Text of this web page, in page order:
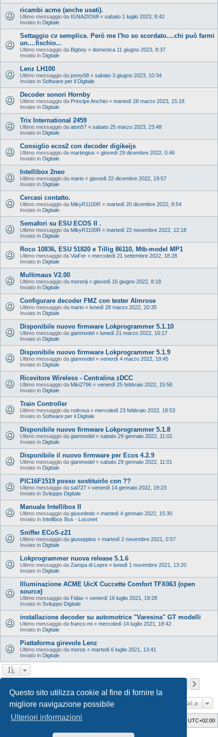
Questo sito utilizza cookie al fine di fornire la
migliore navigazione possibile
Ulteriori informazioni
ricambi acme (anche usati).
Ultimo messaggio da IGNAZIO68 « sabato 1 luglio 2023, 8:42
Inviato in Digitale
Settaggio cv semplice. Però me l'ho so scordato....chi può farmi
un....fischio...
Ultimo messaggio da Bigboy « domenica 11 giugno 2023, 8:37
Inviato in Digitale
Lenz LH100
Ultimo messaggio da jonny58 « sabato 3 giugno 2023, 10:34
Inviato in Software per il Digitale
Decoder sonori Hornby
Ultimo messaggio da Principe Anchisi « martedì 28 marzo 2023, 15:18
Inviato in Digitale
Trix International 2459
Ultimo messaggio da aton57 « sabato 25 marzo 2023, 23:48
Inviato in Digitale
Consiglio ecos2 con decoder digikeijs
Ultimo messaggio da martingius « giovedì 29 dicembre 2022, 0:46
Inviato in Digitale
Intellibox 2neo
Ultimo messaggio da mario « giovedì 22 dicembre 2022, 19:57
Inviato in Digitale
Cercasi contatto.
Ultimo messaggio da MikyR1100R « martedì 20 dicembre 2022, 8:54
Inviato in Digitale
Semafori su ESU ECOS II .
Ultimo messaggio da MikyR1100R « martedì 22 novembre 2022, 12:18
Inviato in Digitale
Roco 10836, ESU 51820 e Tillig 86110, Mtb-model MP1
Ultimo messaggio da ViaFer « mercoledì 21 settembre 2022, 18:28
Inviato in Digitale
Multimaus V2.00
Ultimo messaggio da morenji « giovedì 16 giugno 2022, 8:18
Inviato in Digitale
Configurare decoder FMZ con tester Almrose
Ultimo messaggio da mario « lunedì 28 marzo 2022, 20:35
Inviato in Digitale
Disponibile nuovo firmware Lokprogrammer 5.1.10
Ultimo messaggio da gianmodel « lunedì 21 marzo 2022, 10:17
Inviato in Digitale
Disponibile nuovo firmware Lokprogrammer 5.1.9
Ultimo messaggio da gianmodel « venerdì 4 marzo 2022, 19:45
Inviato in Digitale
Ricevitore Wireless - Centralina zDCC
Ultimo messaggio da Miki2796 « venerdì 25 febbraio 2022, 15:58
Inviato in Digitale
Train Controller
Ultimo messaggio da rodrosa « mercoledì 23 febbraio 2022, 18:53
Inviato in Software per il Digitale
Disponibile nuovo firmware Lokprogrammer 5.1.8
Ultimo messaggio da gianmodel « sabato 29 gennaio 2022, 11:02
Inviato in Digitale
Disponibile il nuovo firmware per Ecos 4.2.9
Ultimo messaggio da gianmodel « sabato 29 gennaio 2022, 11:01
Inviato in Digitale
PIC16F1519 posso sostituirlo con ??
Ultimo messaggio da sal727 « venerdì 14 gennaio 2022, 19:23
Inviato in Sviluppo Digitale
Manuale Intellibox II
Ultimo messaggio da giusededo « martedì 4 gennaio 2022, 15:30
Inviato in Intellibox Bus - Loconet
Sniffer ECoS-z21
Ultimo messaggio da giuseppino « martedì 2 novembre 2021, 0:57
Inviato in Digitale
Lokprogrammer nuova release 5.1.6
Ultimo messaggio da Zampa di Lepre « lunedì 1 novembre 2021, 13:20
Inviato in Digitale
Illuminazione ACME UicX Cuccette Comfort TFX063 (open
source)
Ultimo messaggio da Fidax « venerdì 16 luglio 2021, 19:28
Inviato in Sviluppo Digitale
installazione decoder su automotrice "Varesina" GT modelli
Ultimo messaggio da franco mi « mercoledì 14 luglio 2021, 18:42
Inviato in Digitale
Piattaforma girevole Lenz
Ultimo messaggio da moros « martedì 6 luglio 2021, 13:41
Inviato in Digitale
Vai a
Indice UTC+02:00
GTA game